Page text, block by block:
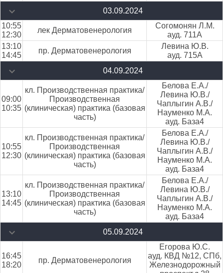
03.09.2024
10:55
12:30
лек Дерматовенерология
Согомонян Л.М.
ауд. 711А
13:10
14:45
пр. Дерматовенерология
Левина Ю.В.
ауд. 715А
04.09.2024
09:00
10:35
кл. Производственная практика/
Производственная
(клиническая) практика (базовая
часть)
Белова Е.А./
Левина Ю.В./
Чаплыгин А.В./
Науменко М.А.
ауд. База4
10:55
12:30
кл. Производственная практика/
Производственная
(клиническая) практика (базовая
часть)
Белова Е.А./
Левина Ю.В./
Чаплыгин А.В./
Науменко М.А.
ауд. База4
13:10
14:45
кл. Производственная практика/
Производственная
(клиническая) практика (базовая
часть)
Белова Е.А./
Левина Ю.В./
Чаплыгин А.В./
Науменко М.А.
ауд. База4
05.09.2024
16:45
18:20
пр. Дерматовенерология
Егорова Ю.С.
ауд. КВД №12, СПб,
Железнодорожный